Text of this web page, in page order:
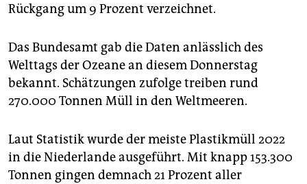
Rückgang um 9 Prozent verzeichnet.
Das Bundesamt gab die Daten anlässlich des
Welttags der Ozeane an diesem Donnerstag
bekannt. Schätzungen zufolge treiben rund
270.000 Tonnen Müll in den Weltmeeren.
Laut Statistik wurde der meiste Plastikmüll 2022
in die Niederlande ausgeführt. Mit knapp 153.300
Tonnen gingen demnach 21 Prozent aller